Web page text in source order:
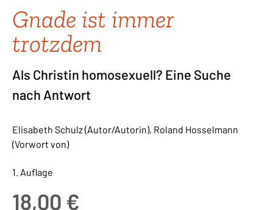
Gnade ist immer
trotzdem
Als Christin homosexuell? Eine Suche
nach Antwort
Elisabeth Schulz (Autor/Autorin), Roland Hosselmann
(Vorwort von)
1. Auflage
18,00 €